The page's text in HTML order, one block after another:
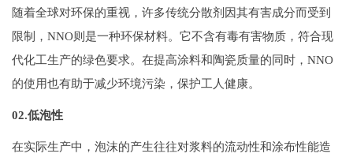
随着全球对环保的重视，许多传统分散剂因其有害成分而受到
限制，NNO则是一种环保材料。它不含有毒有害物质，符合现
代化工生产的绿色要求。在提高涂料和陶瓷质量的同时，NNO
的使用也有助于减少环境污染，保护工人健康。
02.低泡性
在实际生产中，泡沫的产生往往对浆料的流动性和涂布性能造